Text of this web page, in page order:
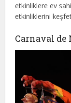
etkinliklere ev
etkinliklerini
Carnaval de